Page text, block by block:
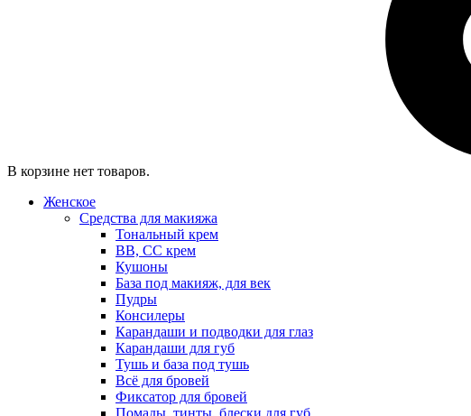
В корзине нет товаров.
Женское
Средства для макияжа
Тональный крем
BB, CC крем
Кушоны
База под макияж, для век
Пудры
Консилеры
Карандаши и подводки для глаз
Карандаши для губ
Тушь и база под тушь
Всё для бровей
Фиксатор для бровей
Помады, тинты, блески для губ